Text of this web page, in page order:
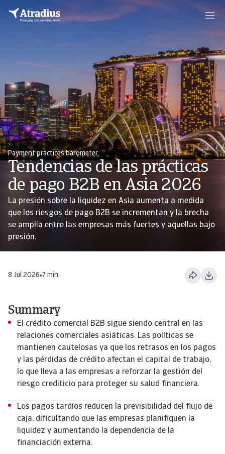
Payment practices barometer
Tendencias de las prácticas
de pago B2B en Asia 2026
La presión sobre la liquidez en Asia aumenta a medida
que los riesgos de pago B2B se incrementan y la brecha
se amplía entre las empresas más fuertes y aquellas bajo
presión.
8 Jul 2026 7 min
Summary
El crédito comercial B2B sigue siendo central en las
relaciones comerciales asiáticas. Las políticas se
mantienen cautelosas ya que los retrasos en los pagos
y las pérdidas de crédito afectan el capital de trabajo,
lo que lleva a las empresas a reforzar la gestión del
riesgo crediticio para proteger su salud financiera.
Los pagos tardíos reducen la previsibilidad del flujo de
caja, dificultando que las empresas planifiquen la
liquidez y aumentando la dependencia de la
financiación externa.